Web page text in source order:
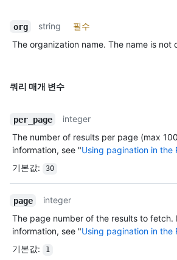
org string
필수
The organization name. The name is not
쿼리 매개 변수
per_page
integer
The number of results per page (max
information, see "Using pagination in the
기본값: 30
page
integer
The page number of the results to fetch.
information, see "Using pagination in the
기본값: 1